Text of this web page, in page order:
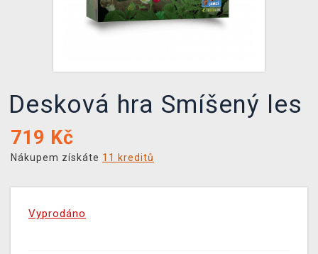
VÝKUP HER (BAZAR)
Desková hra Smíšený les
719 Kč
Nákupem získáte 11 kreditů
Vyprodáno